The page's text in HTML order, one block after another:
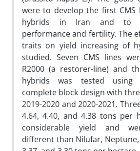
were to develop the first CMS
hybrids in Iran and to
performance and fertility. The
traits on yield increasing of
studied. Seven CMS lines
R2000 (a restorer-line) and
hybrids was tested using
complete block design with
2019-2020 and 2020-2021.
4.64, 4.40, and 4.38 tons per
considerable yield and
different than Nilufar, Neptune,